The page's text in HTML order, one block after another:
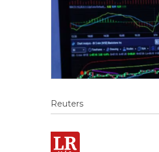
Reuters